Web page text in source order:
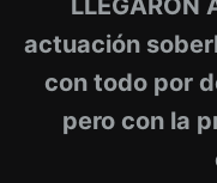
LLEGARON
actuación
con todo por
pero con la